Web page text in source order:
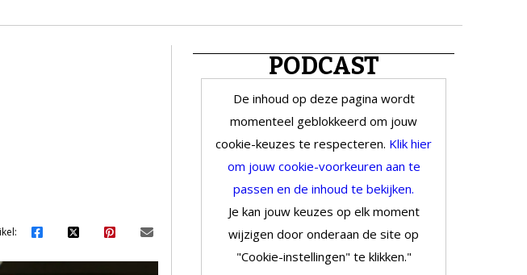
PODCAST
De inhoud op deze pagina wordt
momenteel geblokkeerd om jouw
cookie-keuzes te respecteren. Klik hier
om jouw cookie-voorkeuren aan te
passen en de inhoud te bekijken.
Je kan jouw keuzes op elk moment
wijzigen door onderaan de site op
"Cookie-instellingen" te klikken."